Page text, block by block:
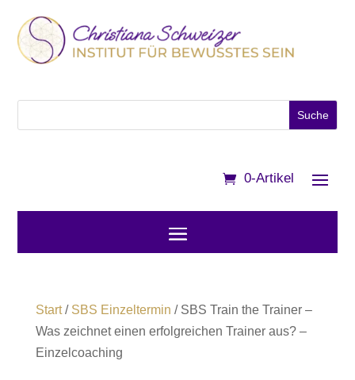
0-Artikel
Start/ SBS Einzeltermin / SBS Train the Trainer –
Was zeichnet einen erfolgreichen Trainer aus? –
Einzelcoaching